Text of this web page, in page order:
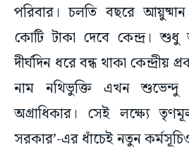
পরিবার। চলতি বছরে
কোটি টাকা দেবে কেন্দ্র।
দীর্ঘদিন ধরে বন্ধ থাকা কেন্দ্রীয়
নাম নথিভুক্তি এখন শুভেন্দু
অগ্রাধিকার। সেই লক্ষ্যে
সরকার’-এর ধাঁচেই নতুন